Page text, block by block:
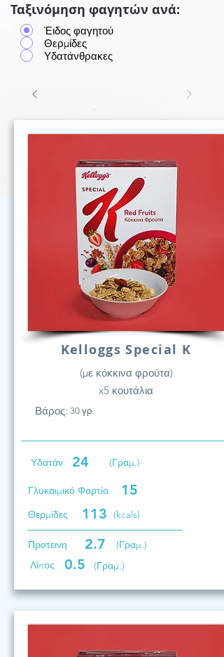
Ταξινόμηση φαγητών ανά:
Έιδος φαγητού
Θερμίδες
Υδατάνθρακες
Kelloggs Special K
(με κόκκινα φρούτα)
x5 κουτάλια
Βάρος: 30 γρ.
Υδατάν. 24 (Γραμ.)
Γλυκαιμικό Φορτίο 15
Θερμίδες 113 (kcals)
Προτεινη 2.7
(Γραμ.)
Λίπος
0.5 (Γραμ.)